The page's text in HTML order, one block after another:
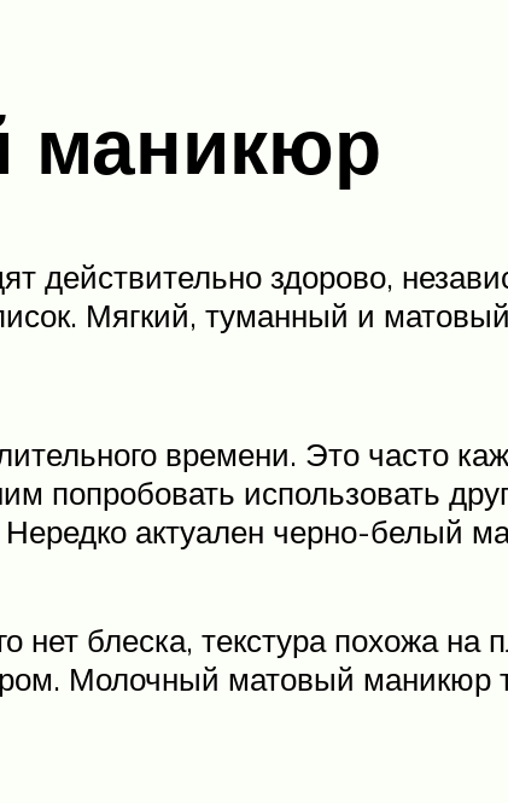
маникюр
действительно здорово,
Мягкий, туманный и
времени. Это часто
попробовать использовать
актуален черно-белый
нет блеска, текстура похожа на
Молочный матовый маникюр